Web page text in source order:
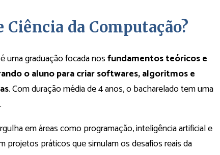
Ciência da Computação?
é uma graduação focada nosfundamentos teóricos e
o aluno para criar softwares, algoritmos e
. Com duração média de 4 anos, o bacharelado tem uma
em áreas como programação, inteligência artificial e
projetos práticos que simulam os desafios reais da